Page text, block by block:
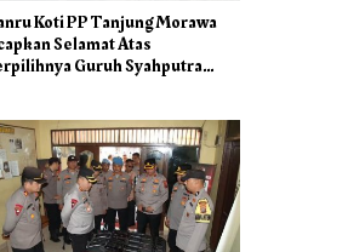
Koti PP Tanjung Morawa
Selamat Atas
Guruh Syahputra